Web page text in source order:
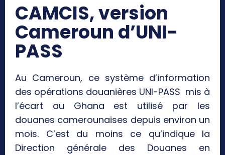
CAMCIS, version
Cameroun d’UNI-
PASS
Au Cameroun, ce système d’information
des opérations douanières UNI-PASS mis à
l’écart au Ghana est utilisé par les
douanes camerounaises depuis environ un
mois. C’est du moins ce qu’indique la
Direction générale des Douanes en